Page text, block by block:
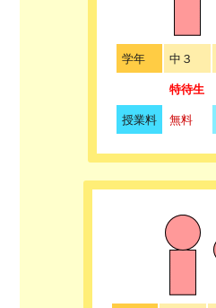
学年 中３
特待生
授業料 無料